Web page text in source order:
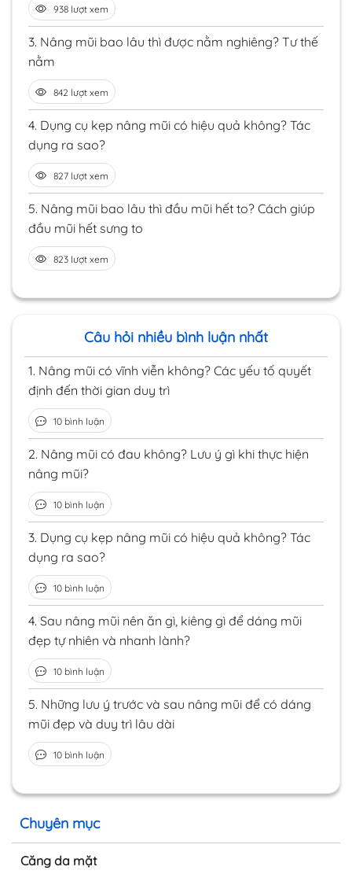
Chuyên mục
Căng da mặt
938 lượt xem
3. Nâng mũi bao lâu thì được nằm nghiêng? Tư thế
nằm
842 lượt xem
4. Dụng cụ kẹp nâng mũi có hiệu quả không? Tác
dụng ra sao?
827 lượt xem
5. Nâng mũi bao lâu thì đầu mũi hết to? Cách giúp
đầu mũi hết sưng to
823 lượt xem
Câu hỏi nhiều bình luận nhất
1. Nâng mũi có vĩnh viễn không? Các yếu tố quyết
định đến thời gian duy trì
10 bình luận
2. Nâng mũi có đau không? Lưu ý gì khi thực hiện
nâng mũi?
10 bình luận
3. Dụng cụ kẹp nâng mũi có hiệu quả không? Tác
dụng ra sao?
10 bình luận
4. Sau nâng mũi nên ăn gì, kiêng gì để dáng mũi
đẹp tự nhiên và nhanh lành?
10 bình luận
5. Những lưu ý trước và sau nâng mũi để có dáng
mũi đẹp và duy trì lâu dài
10 bình luận